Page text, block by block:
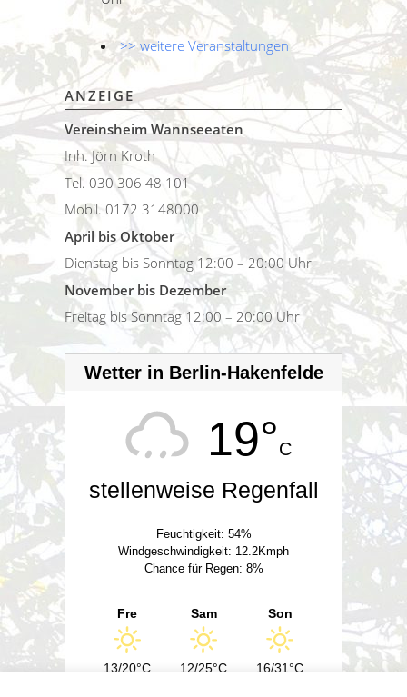
>> weitere Veranstaltungen
ANZEIGE
Vereinsheim Wannseeaten
Inh. Jörn Kroth
Tel. 030 306 48 101
Mobil. 0172 3148000
April bis Oktober
Dienstag bis Sonntag 12:00 – 20:00 Uhr
November bis Dezember
Freitag bis Sonntag 12:00 – 20:00 Uhr
Wetter in Berlin-Hakenfelde
19°C
stellenweise Regenfall
Feuchtigkeit: 54%
Windgeschwindigkeit: 12.2Kmph
Chance für Regen: 8%
Fre
13/20°C
Sam
12/25°C
Son
16/31°C